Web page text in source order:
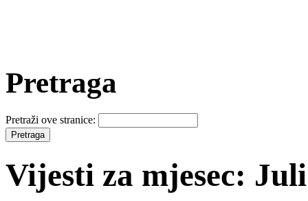
Pretraga
Pretraži ove stranice:
Vijesti za mjesec: